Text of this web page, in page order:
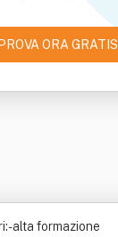
PROVA ORA GRATIS
alta formazione